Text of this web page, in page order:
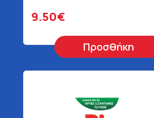
9.50€
Προσθήκη